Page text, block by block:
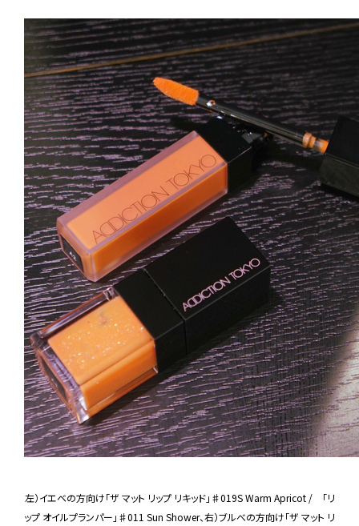
左）イエベの方向け「ザ マット リップ リキッド」♯019S Warm Apricot / 「リ
ップ オイルプランパー」♯011 Sun Shower、右）ブルべの方向け「ザ マット リ